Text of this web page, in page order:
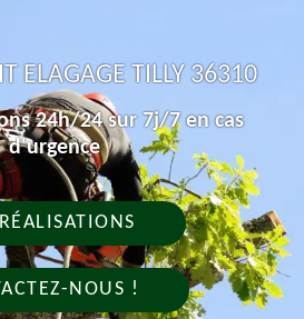
ELAGAGE TILLY 36310
24h/24 sur 7j/7 en cas
d'urgence
NOUS !